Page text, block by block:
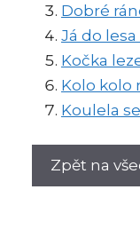
Dobré
Já do
Kočka
Kolo kolo
Koulela
Zpět na